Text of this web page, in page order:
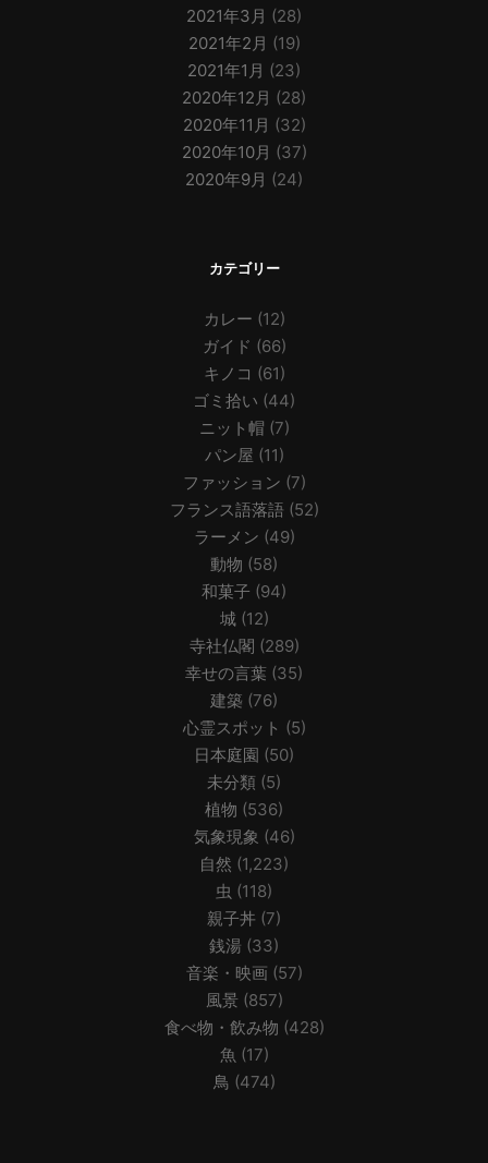
2021年3月 (28)
2021年2月 (19)
2021年1月 (23)
2020年12月 (28)
2020年11月 (32)
2020年10月 (37)
2020年9月 (24)
カテゴリー
カレー (12)
ガイド (66)
キノコ (61)
ゴミ拾い (44)
ニット帽 (7)
パン屋 (11)
ファッション (7)
フランス語落語 (52)
ラーメン (49)
動物 (58)
和菓子 (94)
城(12)
寺社仏閣 (289)
幸せの言葉 (35)
建築 (76)
心霊スポット (5)
日本庭園 (50)
未分類 (5)
植物 (536)
気象現象 (46)
自然 (1,223)
虫 (118)
親子丼 (7)
銭湯 (33)
音楽・映画 (57)
風景(857)
食べ物・飲み物 (428)
魚 (17)
鳥 (474)